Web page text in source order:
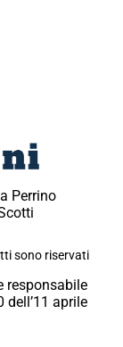
Perrino
sono riservati
responsabile
dell’11 aprile